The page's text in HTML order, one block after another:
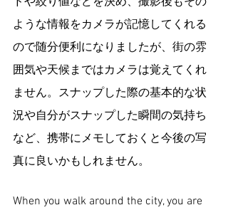
ような情報をカメラが記憶してくれる
ので随分便利になりましたが、街の雰
囲気や天候まではカメラは覚えてくれ
ません。スナップした際の基本的な状
況や自分がスナップした瞬間の気持ち
など、携帯にメモしておくと今後の写
真に良いかもしれません。
When you walk around the city, you are